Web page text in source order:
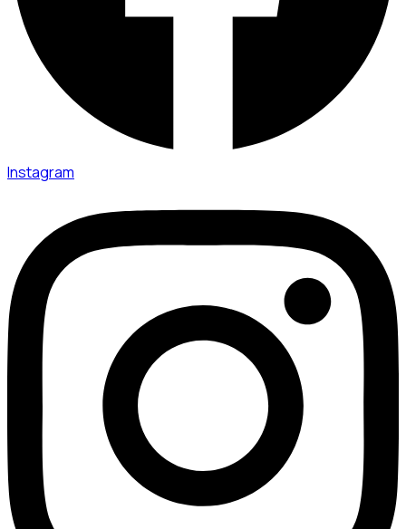
Instagram